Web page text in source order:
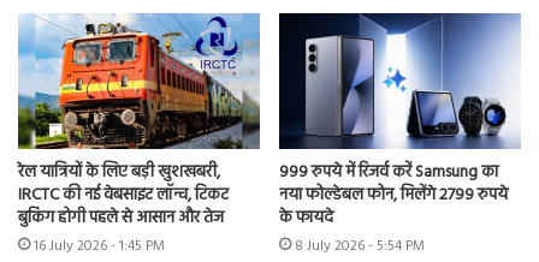
रेल यात्रियों के लिए बड़ी खुशखबरी,
IRCTC की नई वेबसाइट लॉन्च, टिकट
बुकिंग होगी पहले से आसान और तेज
16 July 2026 - 1:45 PM
999 रुपये में रिजर्व करें Samsung का
नया फोल्डेबल फोन, मिलेंगे 2799 रुपये
के फायदे
8 July 2026 - 5:54 PM